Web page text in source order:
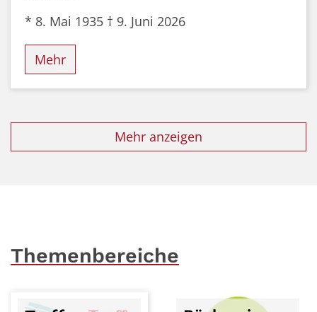
* 8. Mai 1935 † 9. Juni 2026
Mehr
Mehr anzeigen
Themenbereiche